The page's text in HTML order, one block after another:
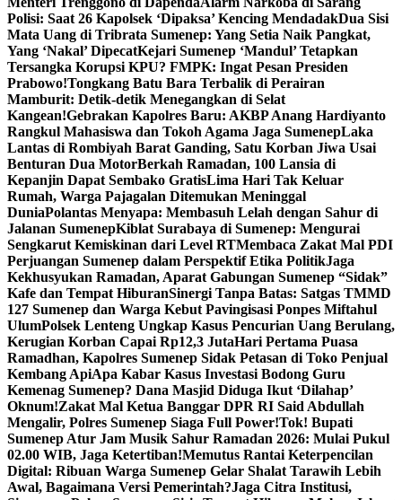
Polisi: Saat 26 Kapolsek ‘Dipaksa’ Kencing MendadakDua Sisi
Mata Uang di Tribrata Sumenep: Yang Setia Naik Pangkat,
Yang ‘Nakal’ DipecatKejari Sumenep ‘Mandul’ Tetapkan
Tersangka Korupsi KPU? FMPK: Ingat Pesan Presiden
Prabowo!Tongkang Batu Bara Terbalik di Perairan
Mamburit: Detik-detik Menegangkan di Selat
Kangean!Gebrakan Kapolres Baru: AKBP Anang Hardiyanto
Rangkul Mahasiswa dan Tokoh Agama Jaga SumenepLaka
Lantas di Rombiyah Barat Ganding, Satu Korban Jiwa Usai
Benturan Dua MotorBerkah Ramadan, 100 Lansia di
Kepanjin Dapat Sembako GratisLima Hari Tak Keluar
Rumah, Warga Pajagalan Ditemukan Meninggal
DuniaPolantas Menyapa: Membasuh Lelah dengan Sahur di
Jalanan SumenepKiblat Surabaya di Sumenep: Mengurai
Sengkarut Kemiskinan dari Level RTMembaca Zakat Mal PDI
Perjuangan Sumenep dalam Perspektif Etika PolitikJaga
Kekhusyukan Ramadan, Aparat Gabungan Sumenep “Sidak”
Kafe dan Tempat HiburanSinergi Tanpa Batas: Satgas TMMD
127 Sumenep dan Warga Kebut Pavingisasi Ponpes Miftahul
UlumPolsek Lenteng Ungkap Kasus Pencurian Uang Berulang,
Kerugian Korban Capai Rp12,3 JutaHari Pertama Puasa
Ramadhan, Kapolres Sumenep Sidak Petasan di Toko Penjual
Kembang ApiApa Kabar Kasus Investasi Bodong Guru
Kemenag Sumenep? Dana Masjid Diduga Ikut ‘Dilahap’
Oknum!Zakat Mal Ketua Banggar DPR RI Said Abdullah
Mengalir, Polres Sumenep Siaga Full Power!Tok! Bupati
Sumenep Atur Jam Musik Sahur Ramadan 2026: Mulai Pukul
02.00 WIB, Jaga Ketertiban!Memutus Rantai Keterpencilan
Digital: Ribuan Warga Sumenep Gelar Shalat Tarawih Lebih
Awal, Bagaimana Versi Pemerintah?Jaga Citra Institusi,